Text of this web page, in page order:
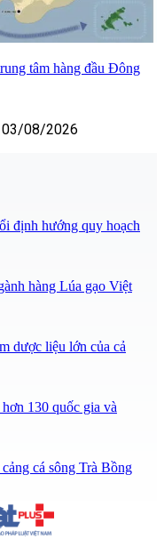
tâm hàng đầu Đông
03/08/2026
định hướng quy hoạch
hàng Lúa gạo Việt
dược liệu lớn của cả
130 quốc gia và
cá sông Trà Bồng